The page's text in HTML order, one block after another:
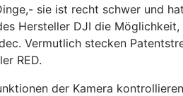
sie ist recht schwer und
Hersteller DJI die
Vermutlich stecken
RED.
der Kamera